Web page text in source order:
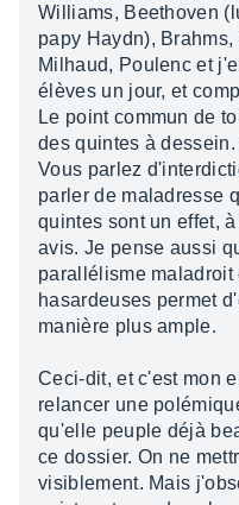
Williams, Beethoven
papy Haydn),
Milhaud, Poulenc et
élèves un jour, et
Le point commun de
des quintes à
Vous parlez
parler de maladresse
quintes sont un effet,
avis. Je pense aussi
parallélisme maladroit
hasardeuses permet
manière plus ample.
Ceci-dit, et c'est mon
relancer une
qu'elle peuple déjà
ce dossier. On ne
visiblement. Mais